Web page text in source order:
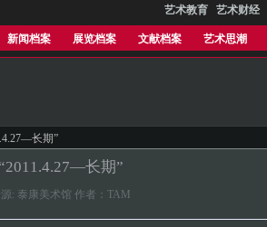
艺术教育 艺术财经
新闻档案 展览档案 文献档案 艺术思潮
长期”
长期”
: 泰康美术馆 作者：TAM